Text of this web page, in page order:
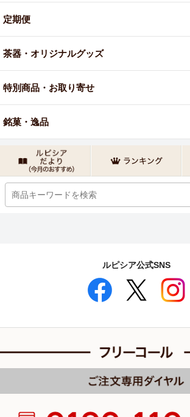
定期便
茶器・オリジナルグッズ
特別商品・お取り寄せ
銘菓・逸品
ルピシア公式SNS